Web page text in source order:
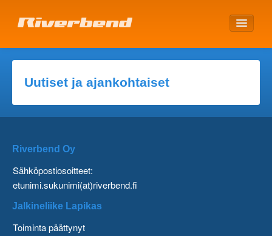
Uutiset ja ajankohtaiset
Riverbend Oy
Sähköpostiosoitteet:
etunimi.sukunimi(at)riverbend.fi
Jalkineliike Lapikas
Toiminta päättynyt